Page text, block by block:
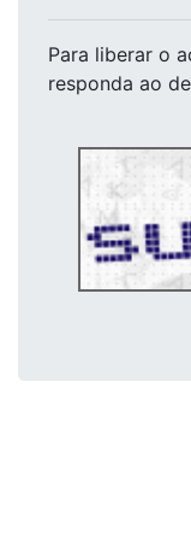
Para liberar o
responda ao